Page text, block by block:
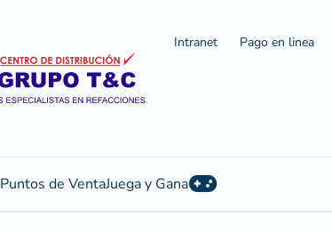
Intranet Pago en linea
Puntos de VentaJuega y Gana